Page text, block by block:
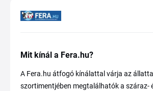
Mit kínál a Fera.hu?
A Fera.hu átfogó kínálattal várja az
szortimentjében megtalálhatók a száraz-